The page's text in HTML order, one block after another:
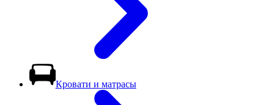
Кровати и матрасы